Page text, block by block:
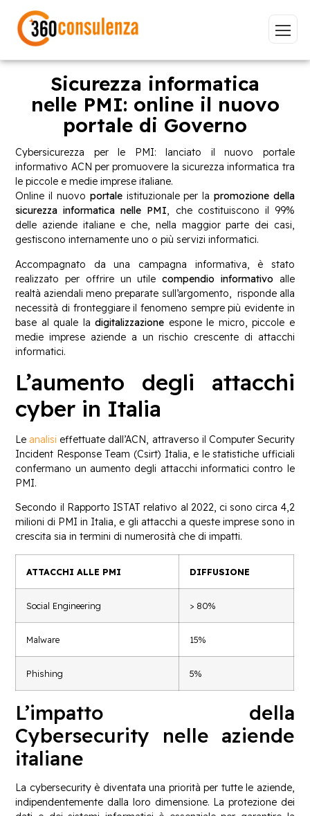
Vai
GDPR NIS2 Bandi ISO 27001
Sviluppo software BeeProd
Inizia a digitare per visualizzare le pagine consigliate.
Sicurezza informatica
nelle PMI: online il nuovo
portale di Governo
Cybersicurezza per le PMI: lanciato il nuovo portale
informativo ACN per promuovere la sicurezza informatica tra
le piccole e medie imprese italiane.
Online il nuovo portaleistituzionale per la promozione della
sicurezza informatica nelle PMI, che costituiscono il 99%
delle aziende italiane e che, nella maggior parte dei casi,
gestiscono internamente uno o più servizi informatici.
Accompagnato da una campagna informativa, è stato
realizzato per offrire un utilecompendio informativo alle
realtà aziendali meno preparate sull’argomento, risponde alla
necessità di fronteggiare il fenomeno sempre più evidente in
base al quale ladigitalizzazione espone le micro, piccole e
medie imprese aziende a un rischio crescente di attacchi
informatici.
L’aumento degli attacchi
cyber in Italia
Le analisi effettuate dall’ACN, attraverso il Computer Security
Incident Response Team (Csirt) Italia, e le statistiche ufficiali
confermano un aumento degli attacchi informatici contro le
PMI.
Secondo il Rapporto ISTAT relativo al 2022, ci sono circa 4,2
milioni di PMI in Italia, e gli attacchi a queste imprese sono in
crescita sia in termini di numerosità che di impatti.
ATTACCHI ALLE PMI DIFFUSIONE
Social Engineering > 80%
Malware 15%
Phishing 5%
L’impatto della
Cybersecurity nelle aziende
italiane
La cybersecurity è diventata una priorità per tutte le aziende,
indipendentemente dalla loro dimensione. La protezione dei